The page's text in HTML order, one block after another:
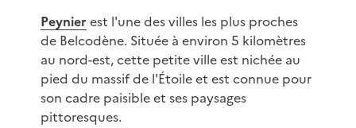
Peynier est l'une des villes les plus proches
de Belcodène. Située à environ 5 kilomètres
au nord-est, cette petite ville est nichée au
pied du massif de l'Étoile et est connue pour
son cadre paisible et ses paysages
pittoresques.